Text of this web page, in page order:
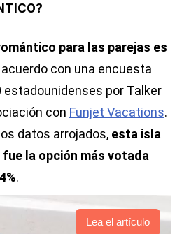
para las parejas es
acuerdo con una encuesta
estadounidenses por Talker
con Funjet Vacations.
datos arrojados, esta isla
la opción más votada
.
Lea el artículo